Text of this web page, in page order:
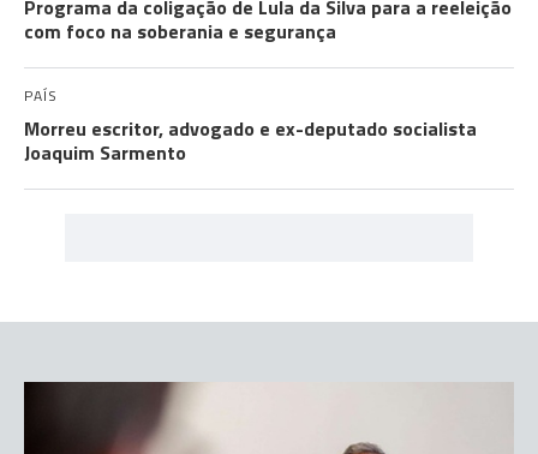
Programa da coligação de Lula da Silva para a reeleição
com foco na soberania e segurança
PAÍS
Morreu escritor, advogado e ex-deputado socialista
Joaquim Sarmento